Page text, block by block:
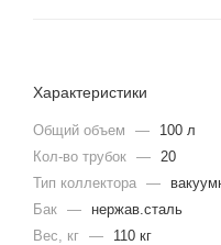
Характеристики
Общий объем —
100 л
Кол-во трубок — 20
Тип коллектора —
Бак —
нержав.сталь
Вес, кг — 110 кг